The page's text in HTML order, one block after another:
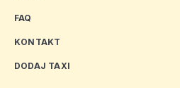
FAQ
KONTAKT
DODAJ TAXI